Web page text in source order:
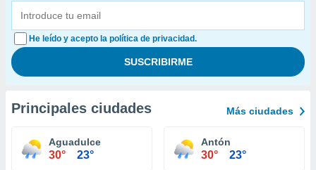
He leído y acepto la política de privacidad.
Principales ciudades Más ciudades
Aguadulce
30° 23°
Antón
30° 23°